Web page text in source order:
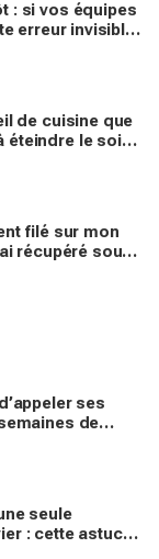
: si vos équipes
erreur invisible
de cuisine que
éteindre le soir
filé sur mon
récupéré sous
ses
de
seule
: cette astuce